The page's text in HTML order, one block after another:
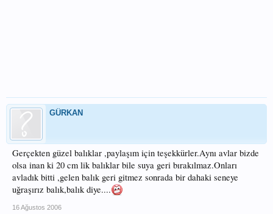
GÜRKAN
Gerçekten güzel balıklar ,paylaşım için teşekkürler.Aynı avlar bizde
olsa inan ki 20 cm lik balıklar bile suya geri bırakılmaz.Onları
avladık bitti ,gelen balık geri gitmez sonrada bir dahaki seneye
uğraşırız balık,balık diye....
16 Ağustos 2006